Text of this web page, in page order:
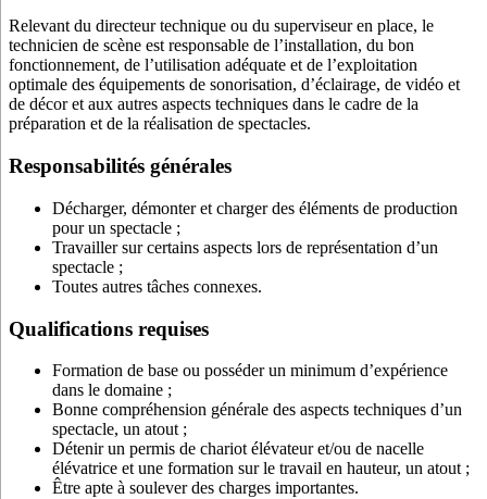
Relevant du directeur technique ou du superviseur en place, le
technicien de scène est responsable de l’installation, du bon
fonctionnement, de l’utilisation adéquate et de l’exploitation
optimale des équipements de sonorisation, d’éclairage, de vidéo et
de décor et aux autres aspects techniques dans le cadre de la
préparation et de la réalisation de spectacles.
Responsabilités générales
Décharger, démonter et charger des éléments de production
pour un spectacle ;
Travailler sur certains aspects lors de représentation d’un
spectacle ;
Toutes autres tâches connexes.
Qualifications requises
Formation de base ou posséder un minimum d’expérience
dans le domaine ;
Bonne compréhension générale des aspects techniques d’un
spectacle, un atout ;
Détenir un permis de chariot élévateur et/ou de nacelle
élévatrice et une formation sur le travail en hauteur, un atout ;
Être apte à soulever des charges importantes.